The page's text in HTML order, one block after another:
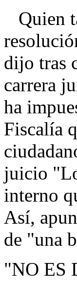
Quien
dijo tras
carrera
ha
Fiscalía
juicio
interno
Así,
de "una
"NO ES